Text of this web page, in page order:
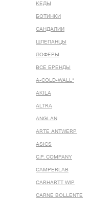
КЕДЫ
БОТИНКИ
САНДАЛИИ
ШЛЕПАНЦЫ
ЛОФЕРЫ
ВСЕ БРЕНДЫ
A-COLD-WALL*
AKILA
ALTRA
ANGLAN
ARTE ANTWERP
ASICS
C.P. COMPANY
CAMPERLAB
CARHARTT WIP
CARNE BOLLENTE